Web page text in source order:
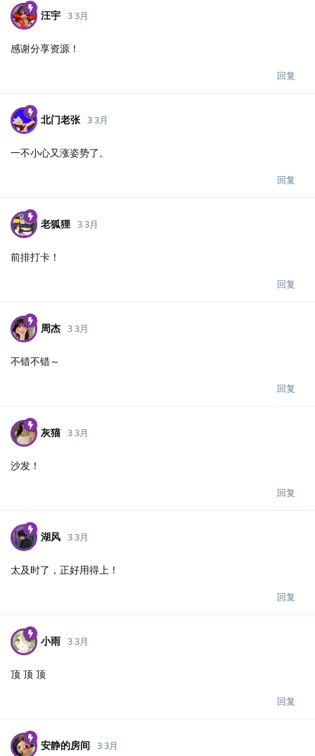
汪宇 3 3月
感谢分享资源！
回复
北门老张 3 3月
一不小心又涨姿势了。
回复
老狐狸 3 3月
前排打卡！
回复
周杰 3 3月
不错不错～
回复
灰猫 3 3月
沙发！
回复
湖风 3 3月
太及时了，正好用得上！
回复
小雨 3 3月
顶 顶 顶
回复
安静的房间 3 3月